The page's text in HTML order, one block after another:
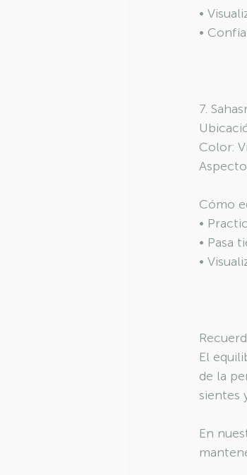
•
•
7.
Color:
Cómo
•
• Pasa
•
El
de la
sientes
En